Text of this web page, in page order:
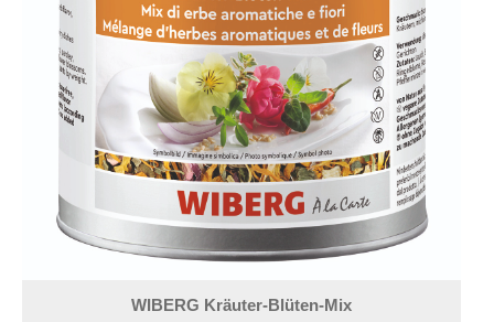
WIBERG Kräuter-Blüten-Mix